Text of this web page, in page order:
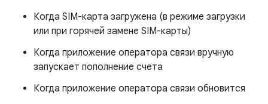
Когда SIM-карта загружена (в режиме загрузки
или при горячей замене SIM-карты)
Когда приложение оператора связи вручную
запускает пополнение счета
Когда приложение оператора связи обновится